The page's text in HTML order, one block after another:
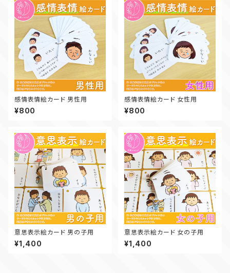
感情表情絵カード 男性用
¥800
感情表情絵カード 女性用
¥800
意思表示絵カード 男の子用
¥1,400
意思表示絵カード 女の子用
¥1,400